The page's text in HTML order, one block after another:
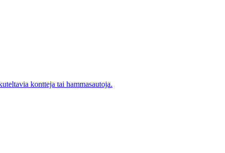
kontteja tai hammasautoja.